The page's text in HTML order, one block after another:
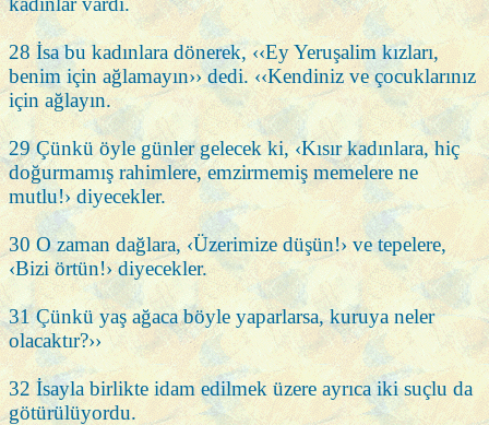
28 İsa bu kadınlara dönerek, ‹‹Ey Yeruşalim kızları,
benim için ağlamayın›› dedi. ‹‹Kendiniz ve çocuklarınız
için ağlayın.
29 Çünkü öyle günler gelecek ki, ‹Kısır kadınlara, hiç
doğurmamış rahimlere, emzirmemiş memelere ne
mutlu!› diyecekler.
30 O zaman dağlara, ‹Üzerimize düşün!› ve tepelere,
‹Bizi örtün!› diyecekler.
31 Çünkü yaş ağaca böyle yaparlarsa, kuruya neler
olacaktır?››
32 İsayla birlikte idam edilmek üzere ayrıca iki suçlu da
götürülüyordu.